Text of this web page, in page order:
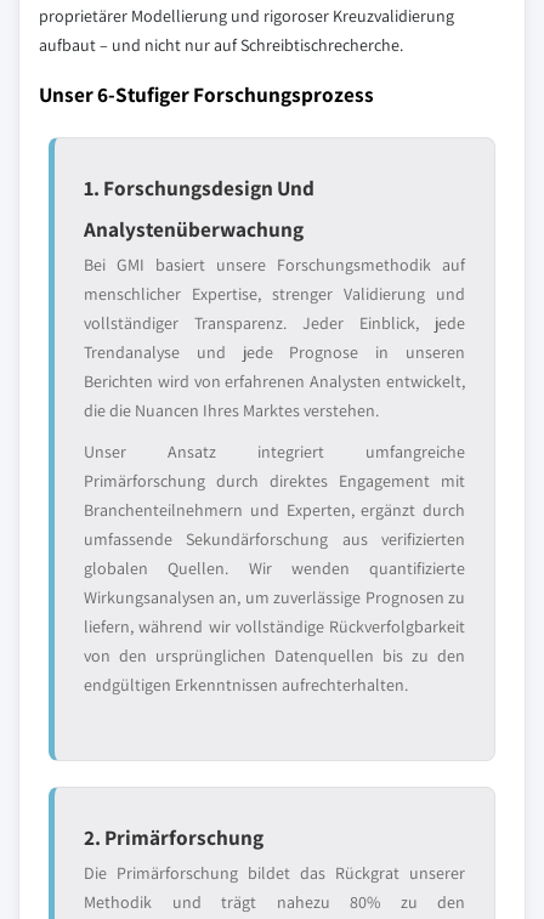
proprietärer Modellierung und rigoroser Kreuzvalidierung
aufbaut – und nicht nur auf Schreibtischrecherche.
Unser 6-Stufiger Forschungsprozess
1. Forschungsdesign Und
Analystenüberwachung
Bei GMI basiert unsere Forschungsmethodik auf
menschlicher Expertise, strenger Validierung und
vollständiger Transparenz. Jeder Einblick, jede
Trendanalyse und jede Prognose in unseren
Berichten wird von erfahrenen Analysten entwickelt,
die die Nuancen Ihres Marktes verstehen.
Unser Ansatz integriert umfangreiche
Primärforschung durch direktes Engagement mit
Branchenteilnehmern und Experten, ergänzt durch
umfassende Sekundärforschung aus verifizierten
globalen Quellen. Wir wenden quantifizierte
Wirkungsanalysen an, um zuverlässige Prognosen zu
liefern, während wir vollständige Rückverfolgbarkeit
von den ursprünglichen Datenquellen bis zu den
endgültigen Erkenntnissen aufrechterhalten.
2. Primärforschung
Die Primärforschung bildet das Rückgrat unserer
Methodik und trägt nahezu 80% zu den